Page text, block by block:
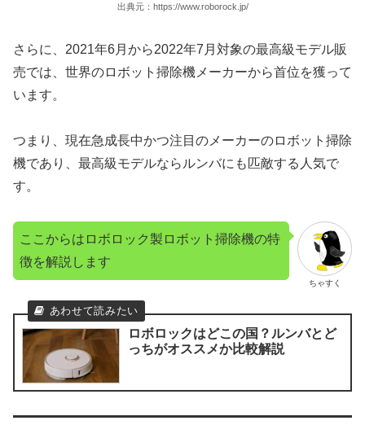
出典元：https://www.roborock.jp/
さらに、2021年6月から2022年7月対象の最高級モデル販
売では、世界のロボット掃除機メーカーから首位を獲って
います。
つまり、現在急成長中かつ注目のメーカーのロボット掃除
機であり、最高級モデルならルンバにも匹敵する人気で
す。
ちゃすく
ここからはロボロック製ロボット掃除機の特
徴を解説します
ロボロックはどこの国？ルンバとど
っちがオススメか比較解説